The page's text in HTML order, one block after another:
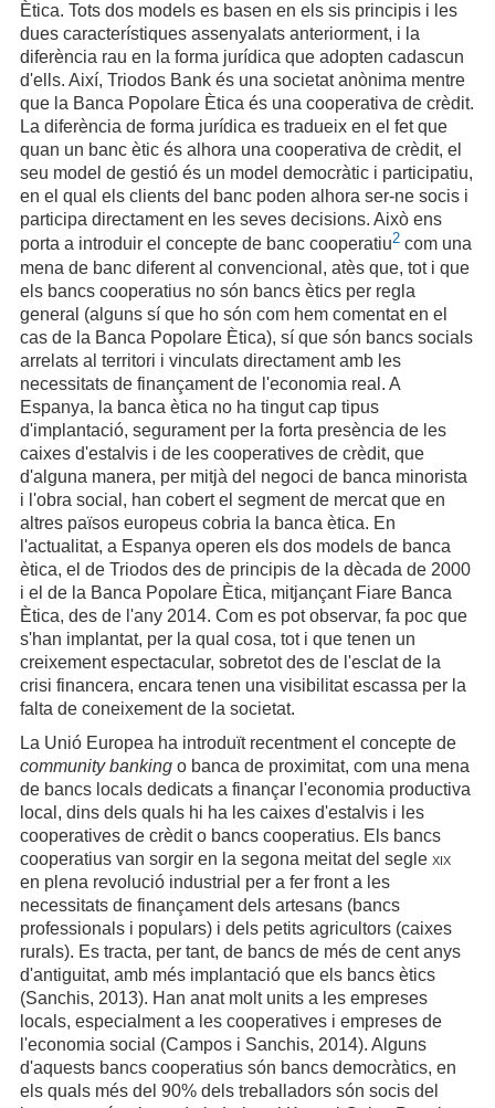
Ètica. Tots dos models es basen en els sis principis i les
dues característiques assenyalats anteriorment, i la
diferència rau en la forma jurídica que adopten cadascun
d'ells. Així, Triodos Bank és una societat anònima mentre
que la Banca Popolare Ètica és una cooperativa de crèdit.
La diferència de forma jurídica es tradueix en el fet que
quan un banc ètic és alhora una cooperativa de crèdit, el
seu model de gestió és un model democràtic i participatiu,
en el qual els clients del banc poden alhora ser-ne socis i
participa directament en les seves decisions. Això ens
porta a introduir el concepte de banc cooperatiu2com una
mena de banc diferent al convencional, atès que, tot i que
els bancs cooperatius no són bancs ètics per regla
general (alguns sí que ho són com hem comentat en el
cas de la Banca Popolare Ètica), sí que són bancs socials
arrelats al territori i vinculats directament amb les
necessitats de finançament de l'economia real. A
Espanya, la banca ètica no ha tingut cap tipus
d'implantació, segurament per la forta presència de les
caixes d'estalvis i de les cooperatives de crèdit, que
d'alguna manera, per mitjà del negoci de banca minorista
i l'obra social, han cobert el segment de mercat que en
altres països europeus cobria la banca ètica. En
l'actualitat, a Espanya operen els dos models de banca
ètica, el de Triodos des de principis de la dècada de 2000
i el de la Banca Popolare Ètica, mitjançant Fiare Banca
Ètica, des de l'any 2014. Com es pot observar, fa poc que
s'han implantat, per la qual cosa, tot i que tenen un
creixement espectacular, sobretot des de l'esclat de la
crisi financera, encara tenen una visibilitat escassa per la
falta de coneixement de la societat.
La Unió Europea ha introduït recentment el concepte de
community bankingo banca de proximitat, com una mena
de bancs locals dedicats a finançar l'economia productiva
local, dins dels quals hi ha les caixes d'estalvis i les
cooperatives de crèdit o bancs cooperatius. Els bancs
cooperatius van sorgir en la segona meitat del segle xix
en plena revolució industrial per a fer front a les
necessitats de finançament dels artesans (bancs
professionals i populars) i dels petits agricultors (caixes
rurals). Es tracta, per tant, de bancs de més de cent anys
d'antiguitat, amb més implantació que els bancs ètics
(Sanchis, 2013). Han anat molt units a les empreses
locals, especialment a les cooperatives i empreses de
l'economia social (Campos i Sanchis, 2014). Alguns
d'aquests bancs cooperatius són bancs democràtics, en
els quals més del 90% dels treballadors són socis del